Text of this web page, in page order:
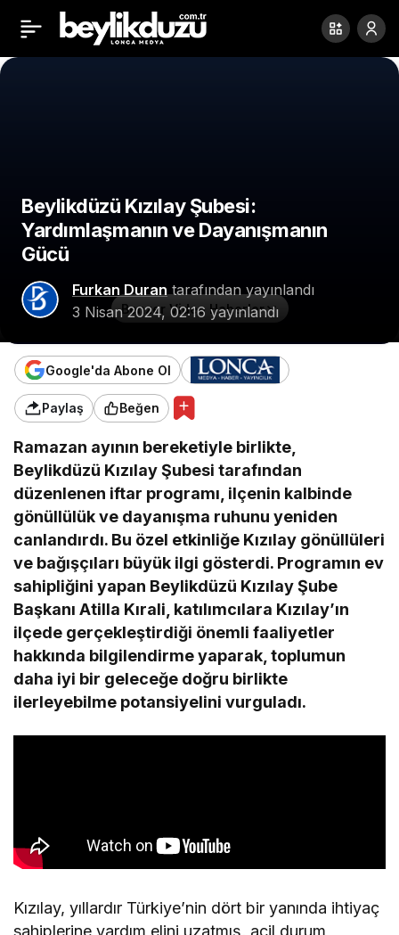
Benzer Video Haberler
Beylikdüzü Kızılay Şubesi:
Yardımlaşmanın ve Dayanışmanın
Gücü
Furkan Durantarafından yayınlandı
3 Nisan 2024, 02:16 yayınlandı
Google'da Abone Ol
Paylaş Beğen
Ramazan ayının bereketiyle birlikte,
Beylikdüzü Kızılay Şubesi tarafından
düzenlenen iftar programı, ilçenin kalbinde
gönüllülük ve dayanışma ruhunu yeniden
canlandırdı. Bu özel etkinliğe Kızılay gönüllüleri
ve bağışçıları büyük ilgi gösterdi. Programın ev
sahipliğini yapan Beylikdüzü Kızılay Şube
Başkanı Atilla Kırali, katılımcılara Kızılay’ın
ilçede gerçekleştirdiği önemli faaliyetler
hakkında bilgilendirme yaparak, toplumun
daha iyi bir geleceğe doğru birlikte
ilerleyebilme potansiyelini vurguladı.
Kızılay, yıllardır Türkiye’nin dört bir yanında ihtiyaç
sahiplerine yardım elini uzatmış, acil durum
Mehmet Murat Çalık’tan Paylaş